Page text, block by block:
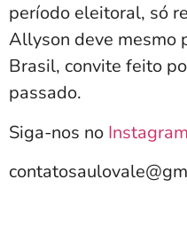
período eleitoral, só
Allyson deve mesmo
Brasil, convite feito
passado.
Siga-nos no Instagram